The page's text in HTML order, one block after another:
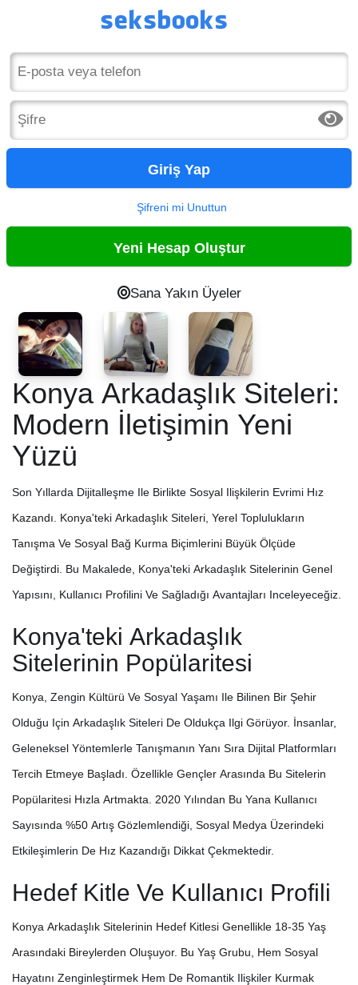
Giriş Yap
Şifreni mi Unuttun
Yeni Hesap Oluştur
Sana Yakın Üyeler
Konya Arkadaşlık Siteleri:
Modern İletişimin Yeni
Yüzü
Son Yıllarda Dijitalleşme Ile Birlikte Sosyal Ilişkilerin Evrimi Hız
Kazandı. Konya'teki Arkadaşlık Siteleri, Yerel Toplulukların
Tanışma Ve Sosyal Bağ Kurma Biçimlerini Büyük Ölçüde
Değiştirdi. Bu Makalede, Konya'teki Arkadaşlık Sitelerinin Genel
Yapısını, Kullanıcı Profilini Ve Sağladığı Avantajları Inceleyeceğiz.
Konya'teki Arkadaşlık
Sitelerinin Popülaritesi
Konya, Zengin Kültürü Ve Sosyal Yaşamı Ile Bilinen Bir Şehir
Olduğu Için Arkadaşlık Siteleri De Oldukça Ilgi Görüyor. İnsanlar,
Geleneksel Yöntemlerle Tanışmanın Yanı Sıra Dijital Platformları
Tercih Etmeye Başladı. Özellikle Gençler Arasında Bu Sitelerin
Popülaritesi Hızla Artmakta. 2020 Yılından Bu Yana Kullanıcı
Sayısında %50 Artış Gözlemlendiği, Sosyal Medya Üzerindeki
Etkileşimlerin De Hız Kazandığı Dikkat Çekmektedir.
Hedef Kitle Ve Kullanıcı Profili
Konya Arkadaşlık Sitelerinin Hedef Kitlesi Genellikle 18-35 Yaş
Arasındaki Bireylerden Oluşuyor. Bu Yaş Grubu, Hem Sosyal
Hayatını Zenginleştirmek Hem De Romantik Ilişkiler Kurmak